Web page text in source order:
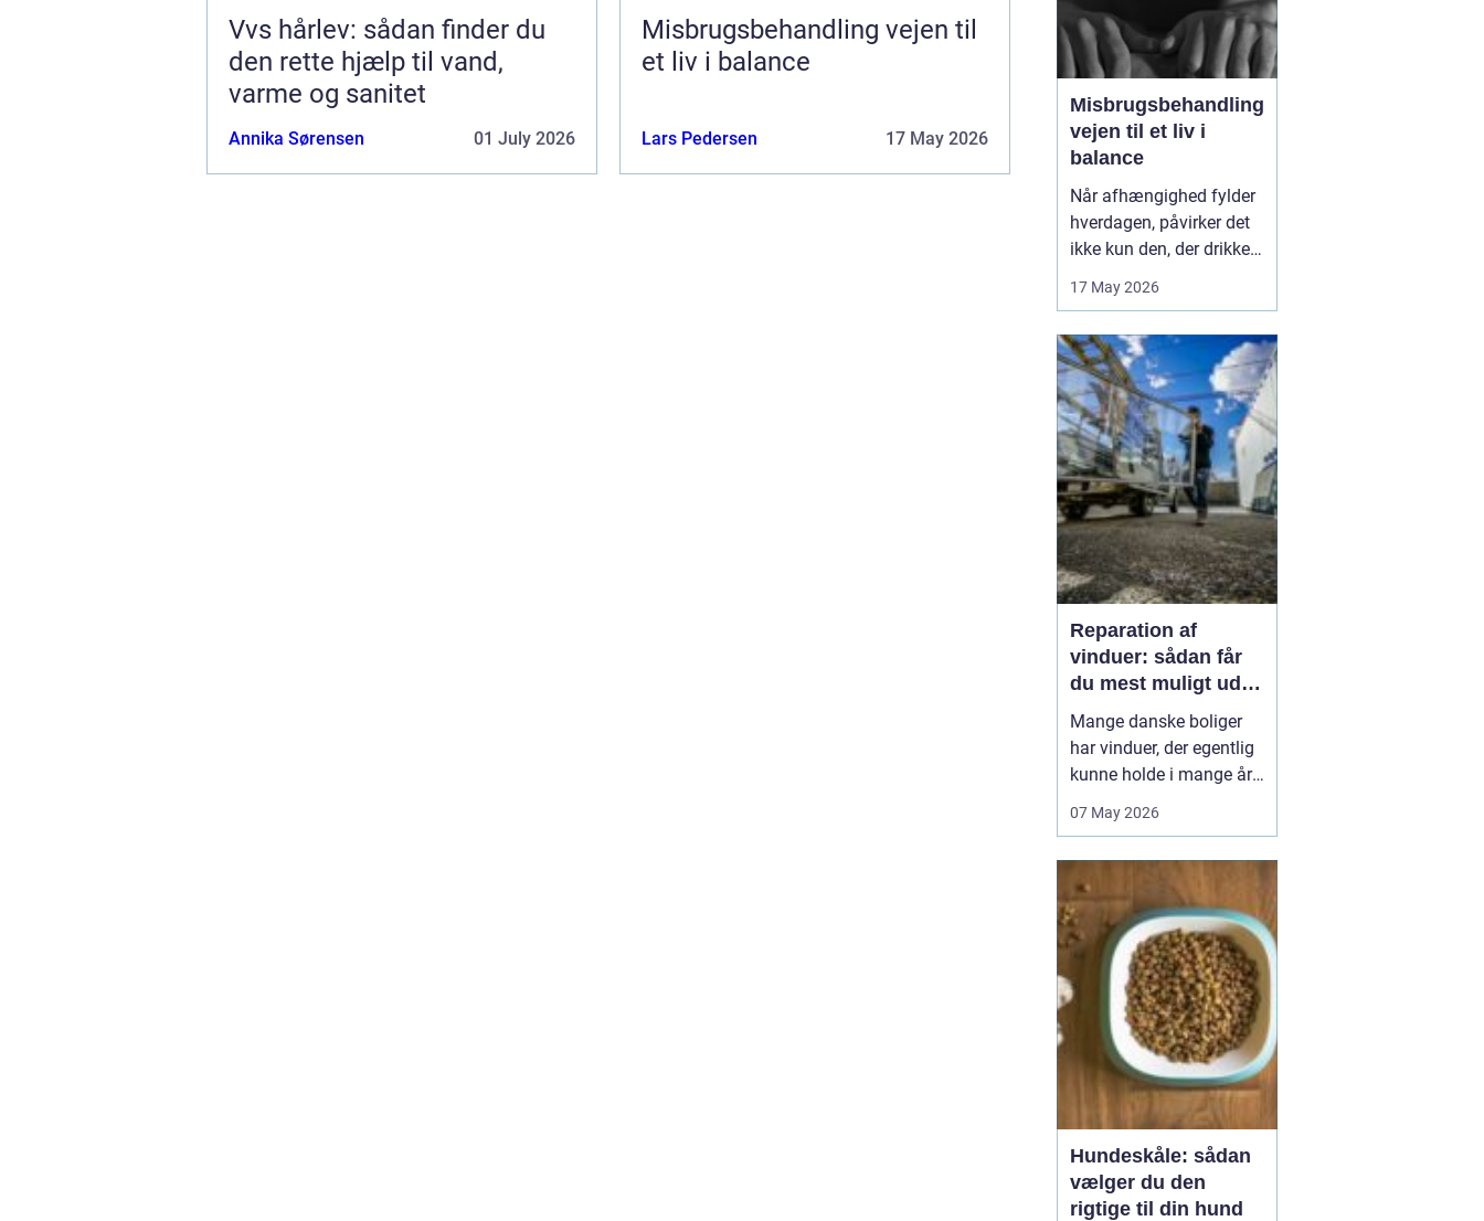
Vvs hårlev: sådan finder du
den rette hjælp til vand,
varme og sanitet
Annika Sørensen 01 July 2026
Misbrugsbehandling vejen til
et liv i balance
Lars Pedersen 17 May 2026
Misbrugsbehandling
vejen til et liv i
balance
Når afhængighed fylder
hverdagen, påvirker det
ikke kun den, der drikker,
medicin. Hele familien
Mange går længe alene
med problemerne, før de
søger hjælp. Her kan
misbrugsbehandling
være et afgørende...
17 May 2026
Reparation af
vinduer: sådan får
du mest muligt ud af
dine gamle rammer
Mange danske boliger
har vinduer, der egentlig
kunne holde i mange år
rigtige pleje. I stedet
for tidligt. Med den rette
reparation af vinduer
kan du bevare husets
oprindelige udtryk,
forbedre ko...
07 May 2026
Hundeskåle: sådan
vælger du den
rigtige til din hund